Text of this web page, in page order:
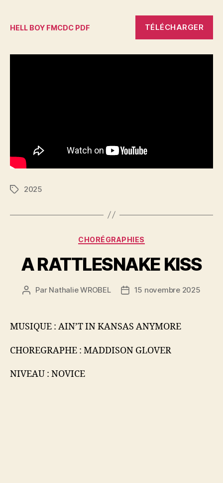
HELL BOY FMCDC PDF TÉLÉCHARGER
Étiquettes
2025
Catégories
CHORÉGRAPHIES
A RATTLESNAKE KISS
Auteur
Par Nathalie WROBEL
Date15 novembre 2025
MUSIQUE : AIN’T IN KANSAS ANYMORE
CHOREGRAPHE : MADDISON GLOVER
NIVEAU : NOVICE